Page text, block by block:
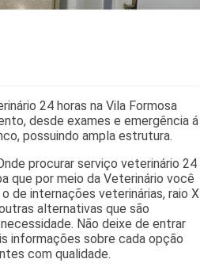
24 horas na Vila Formosa
desde exames e emergência á
possuindo ampla estrutura.
procurar serviço veterinário 24
que por meio da Veterinário você
de internações veterinárias, raio X
alternativas que são
Não deixe de entrar
informações sobre cada opção
com qualidade.